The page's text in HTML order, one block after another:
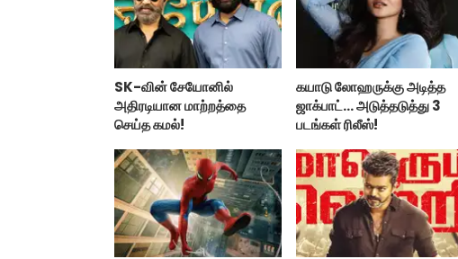
SK-வின் சேயோனில்
அதிரடியான மாற்றத்தை
செய்த கமல்!
கயாடு லோஹருக்கு அடித்த
ஜாக்பாட்... அடுத்தடுத்து 3
படங்கள் ரிலீஸ்!